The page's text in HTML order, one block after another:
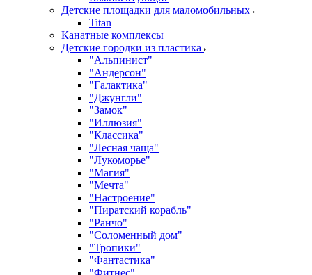
Детские площадки для маломобильных
Titan
Канатные комплексы
Детские городки из пластика
"Альпинист"
"Андерсон"
"Галактика"
"Джунгли"
"Замок"
"Иллюзия"
"Классика"
"Лесная чаща"
"Лукоморье"
"Магия"
"Мечта"
"Настроение"
"Пиратский корабль"
"Ранчо"
"Соломенный дом"
"Тропики"
"Фантастика"
"Фитнес"